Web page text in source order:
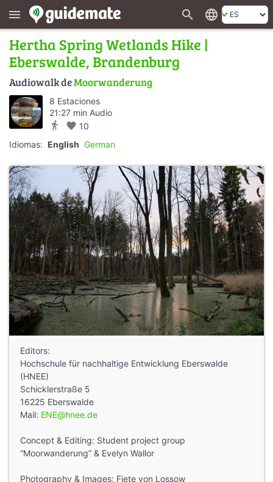
menu search language
Hertha Spring Wetlands Hike |
Eberswalde, Brandenburg
Audiowalk deMoorwanderung
8 Estaciones
21:27 min Audio
directions_walk favorite 10
Idiomas: English German
Editors:
Hochschule für nachhaltige Entwicklung Eberswalde
(HNEE)
Schicklerstraße 5
16225 Eberswalde
Mail: ENE@hnee.de
Concept & Editing: Student project group
“Moorwanderung” & Evelyn Wallor
Photography & Images: Fiete von Lossow